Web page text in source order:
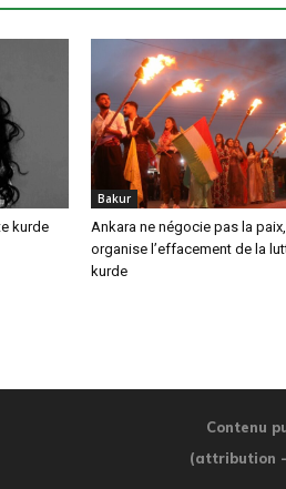
kurde
Bakur
Ankara ne négocie pas la
organise l’effacement de la
kurde
Contenu
(attribution